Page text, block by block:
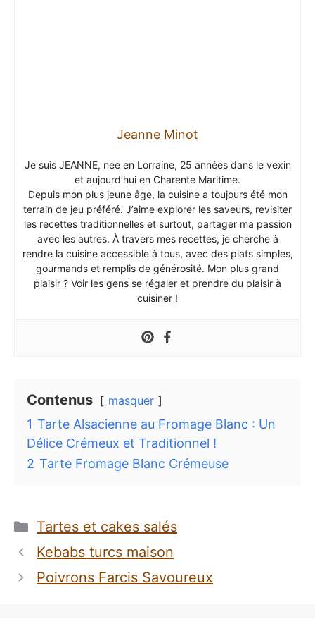
Jeanne Minot
Je suis JEANNE, née en Lorraine, 25 années dans le vexin
et aujourd’hui en Charente Maritime.
Depuis mon plus jeune âge, la cuisine a toujours été mon
terrain de jeu préféré. J’aime explorer les saveurs, revisiter
les recettes traditionnelles et surtout, partager ma passion
avec les autres. À travers mes recettes, je cherche à
rendre la cuisine accessible à tous, avec des plats simples,
gourmands et remplis de générosité. Mon plus grand
plaisir ? Voir les gens se régaler et prendre du plaisir à
cuisiner !
Contenus masquer
1 Tarte Alsacienne au Fromage Blanc : Un
Délice Crémeux et Traditionnel !
2 Tarte Fromage Blanc Crémeuse
Catégories
Tartes et cakes salés
Kebabs turcs maison
Poivrons Farcis Savoureux